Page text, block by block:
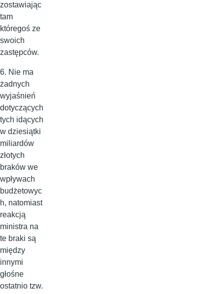
zostawiając
tam
któregoś ze
swoich
zastępców.
6. Nie ma
żadnych
wyjaśnień
dotyczących
tych idących
w dziesiątki
miliardów
złotych
braków we
wpływach
budżetowyc
h, natomiast
reakcją
ministra na
te braki są
między
innymi
głośne
ostatnio tzw.